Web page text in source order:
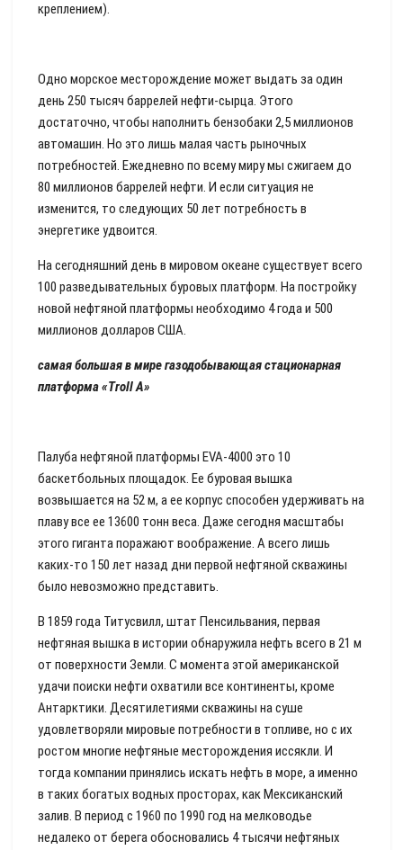
креплением).
Одно морское месторождение может выдать за один
день 250 тысяч баррелей нефти-сырца. Этого
достаточно, чтобы наполнить бензобаки 2,5 миллионов
автомашин. Но это лишь малая часть рыночных
потребностей. Ежедневно по всему миру мы сжигаем до
80 миллионов баррелей нефти. И если ситуация не
изменится, то следующих 50 лет потребность в
энергетике удвоится.
На сегодняшний день в мировом океане существует всего
100 разведывательных буровых платформ. На постройку
новой нефтяной платформы необходимо 4 года и 500
миллионов долларов США.
самая большая в мире газодобывающая стационарная
платформа «Troll A»
Палуба нефтяной платформы EVA-4000 это 10
баскетбольных площадок. Ее буровая вышка
возвышается на 52 м, а ее корпус способен удерживать на
плаву все ее 13600 тонн веса. Даже сегодня масштабы
этого гиганта поражают воображение. А всего лишь
каких-то 150 лет назад дни первой нефтяной скважины
было невозможно представить.
В 1859 года Титусвилл, штат Пенсильвания, первая
нефтяная вышка в истории обнаружила нефть всего в 21 м
от поверхности Земли. С момента этой американской
удачи поиски нефти охватили все континенты, кроме
Антарктики. Десятилетиями скважины на суше
удовлетворяли мировые потребности в топливе, но с их
ростом многие нефтяные месторождения иссякли. И
тогда компании принялись искать нефть в море, а именно
в таких богатых водных просторах, как Мексиканский
залив. В период с 1960 по 1990 год на мелководье
недалеко от берега обосновались 4 тысячи нефтяных